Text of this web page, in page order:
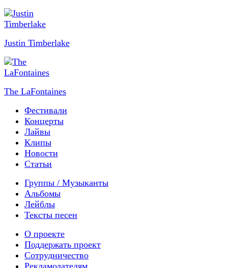
Justin Timberlake
The LaFontaines
Фестивали
Концерты
Лайвы
Клипы
Новости
Статьи
Группы / Музыканты
Альбомы
Лейблы
Тексты песен
О проекте
Поддержать проект
Сотрудничество
Рекламодателям